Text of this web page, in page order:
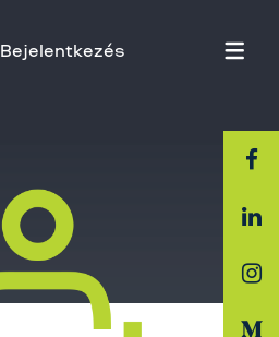
Bejelentkezés
Főoldal
Rólunk